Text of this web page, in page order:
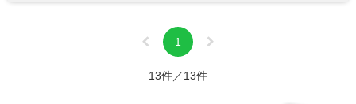
1
13件／13件